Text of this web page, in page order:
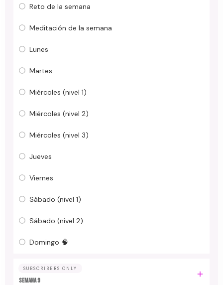
Reto de la semana
Meditación de la semana
Lunes
Martes
Miércoles (nivel 1)
Miércoles (nivel 2)
Miércoles (nivel 3)
Jueves
Viernes
Sábado (nivel 1)
Sábado (nivel 2)
Domingo 🧠
SUBSCRIBERS ONLY
Semana 9